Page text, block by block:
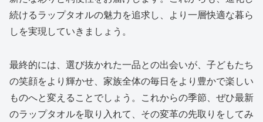
続けるラップタオルの魅力を追求し、より一層快適な暮ら
しを実現していきましょう。
最終的には、選び抜かれた一品との出会いが、子どもたち
の笑顔をより輝かせ、家族全体の毎日をより豊かで楽しい
ものへと変えることでしょう。これからの季節、ぜひ最新
のラップタオルを取り入れて、その変革の先取りをしてみ